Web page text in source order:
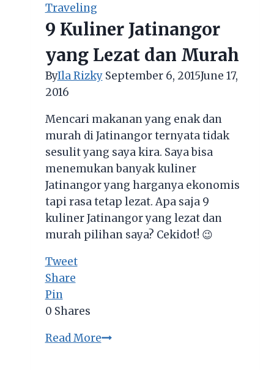
Traveling
9 Kuliner Jatinangor
yang Lezat dan Murah
ByIla Rizky September 6, 2015June 17,
2016
Mencari makanan yang enak dan
murah di Jatinangor ternyata tidak
sesulit yang saya kira. Saya bisa
menemukan banyak kuliner
Jatinangor yang harganya ekonomis
tapi rasa tetap lezat. Apa saja 9
kuliner Jatinangor yang lezat dan
murah pilihan saya? Cekidot! 😉
Tweet
Share
Pin
0 Shares
Read More9